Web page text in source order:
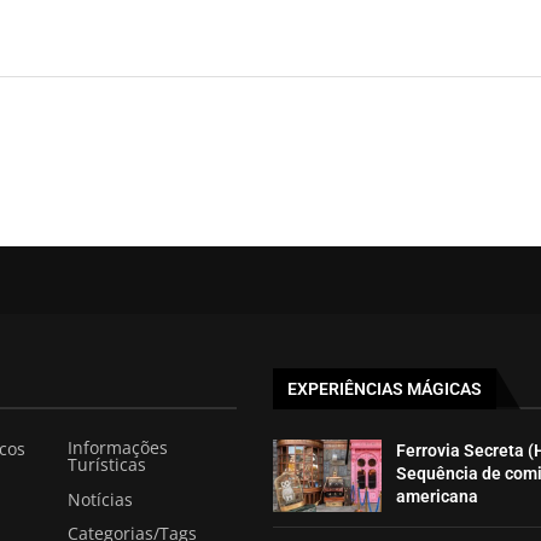
Informações
Turísticas
Notícias
Categorias/Tags
EXPERIÊNCIAS MÁGICAS
Ferrovia Secreta
Sequência de
americana